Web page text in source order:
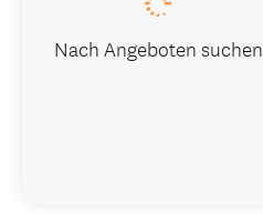
Nach Angeboten suchen